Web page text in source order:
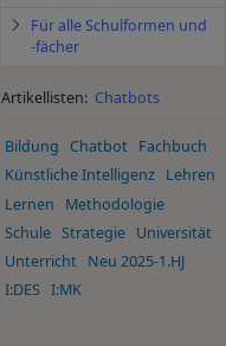
Für alle Schulformen und
-fächer
Artikellisten: Chatbots
Bildung Chatbot Fachbuch
Künstliche Intelligenz
Lehren
Lernen
Methodologie
Schule Strategie Universität
Unterricht
Neu 2025-1.HJ
I:DES I:MK